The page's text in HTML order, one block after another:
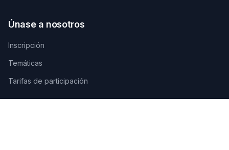
Únase a nosotros
Inscripción
Temáticas
Tarifas de participación